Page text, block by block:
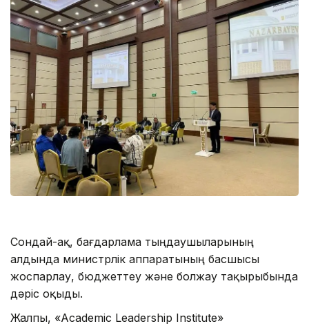
Сондай-ақ, бағдарлама тыңдаушыларының
алдында министрлік аппаратының басшысы
жоспарлау, бюджеттеу және болжау тақырыбында
дәріс оқыды.
Жалпы, «Academic Leadership Institute»